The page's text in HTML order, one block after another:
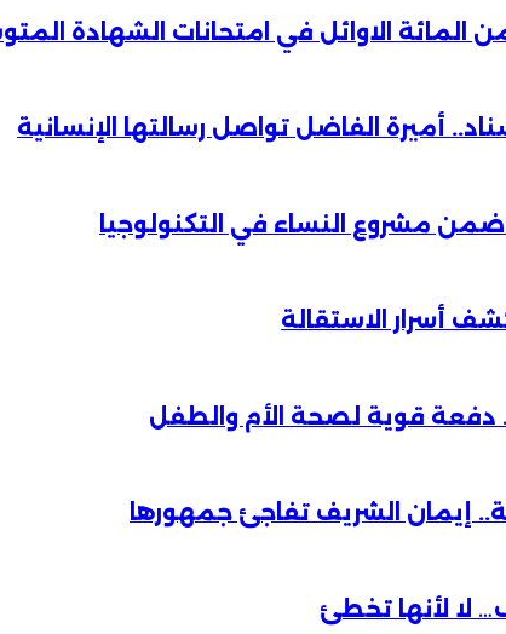
المائة الاوائل في امتحانات الشهادة
أميرة الفاضل تواصل رسالتها الإنسانية
مشروع النساء في التكنولوجيا
إيمان الشريف تفاجئ جمهورها
لا لأنها تخطئ